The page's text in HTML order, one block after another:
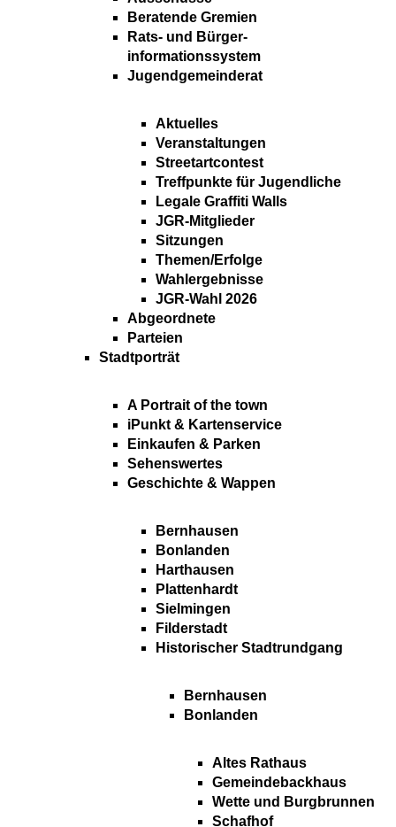
Beratende Gremien
Rats- und Bürger-
informationssystem
Jugendgemeinderat
Aktuelles
Veranstaltungen
Streetartcontest
Treffpunkte für Jugendliche
Legale Graffiti Walls
JGR-Mitglieder
Sitzungen
Themen/Erfolge
Wahlergebnisse
JGR-Wahl 2026
Abgeordnete
Parteien
Stadtporträt
A Portrait of the town
iPunkt & Kartenservice
Einkaufen & Parken
Sehenswertes
Geschichte & Wappen
Bernhausen
Bonlanden
Harthausen
Plattenhardt
Sielmingen
Filderstadt
Historischer Stadtrundgang
Bernhausen
Bonlanden
Altes Rathaus
Gemeindebackhaus
Wette und Burgbrunnen
Schafhof